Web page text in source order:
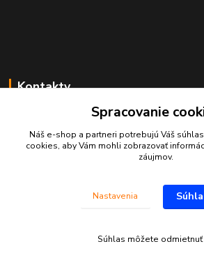
Kontakty
Juraj Beliansky
+421 903 691 375
(Po-Pia, 7-16 hod.)
Spracovanie
Náš e-shop a partneri potrebujú Váš súhlas
cookies, aby Vám mohli zobrazovať
záujmov.
Nastavenia
Súhlas môžete odmietnuť